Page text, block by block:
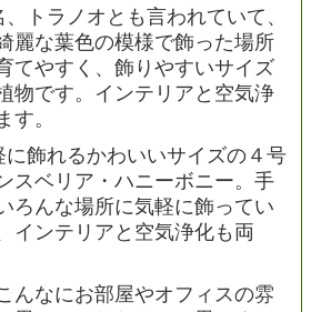
トラノオとも言われていて、
麗な葉色の模様で飾った場所
てやすく、飾りやすいサイズ
物です。インテリアと空気浄
す。
飾れるかわいいサイズの４号
スベリア・ハニーボニー。手
ろんな場所に気軽に飾ってい
インテリアと空気浄化も両
んなにお部屋やオフィスの雰